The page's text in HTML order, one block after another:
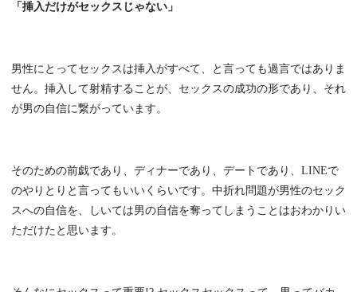
「挿入だけがセックスじゃない」
男性にとってセックスは挿入がすべて、と言っても過言ではありま
せん。挿入して射精することが、セックスの成功の形であり、それ
が男の自信に繋がっています。
そのための前戯であり、ディナーであり、デートであり、LINEで
のやりとりと言ってもいいくらいです。中折れ問題が男性のセック
スへの自信を、しいては男の自信を奪ってしまうことはおわかりい
ただけたと思います。